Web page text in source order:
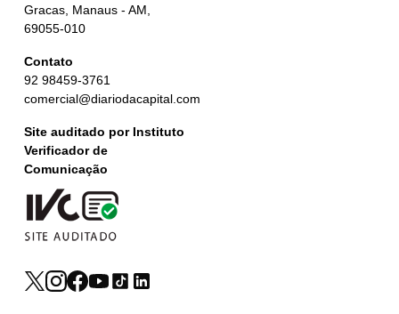
Gracas, Manaus - AM,
69055-010
Contato
92 98459-3761
comercial@diariodacapital.com
Site auditado por Instituto
Verificador de
Comunicação